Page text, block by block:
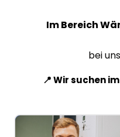
Im Bereich
bei
📍 Wir suchen
Selecting an option will